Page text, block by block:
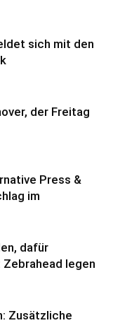
sich mit den
der Freitag
Press &
im
dafür
legen
Zusätzliche